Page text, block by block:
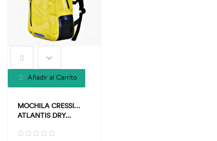
Añadir al Carrito
MOCHILA CRESSI
ATLANTIS DRY...